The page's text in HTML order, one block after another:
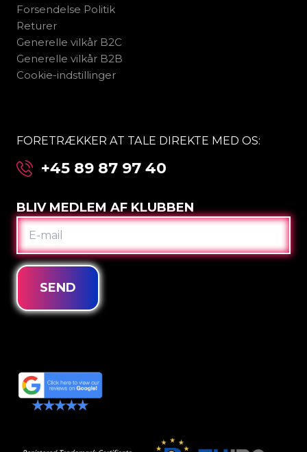
Forsendelse Politik
Returer
Generelle vilkår B2C
Generelle vilkår B2B
Cookie-indstillinger
FORETRÆKKER AT TALE DIREKTE MED OS:
+45 89 87 97 40
BLIV MEDLEM AF KLUBBEN
E-
MAIL
SEND